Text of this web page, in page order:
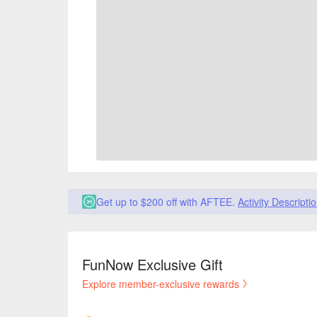
Get up to $200 off with AFTEE. Activity
FunNow Exclusive Gift
Explore member-exclusive rewards